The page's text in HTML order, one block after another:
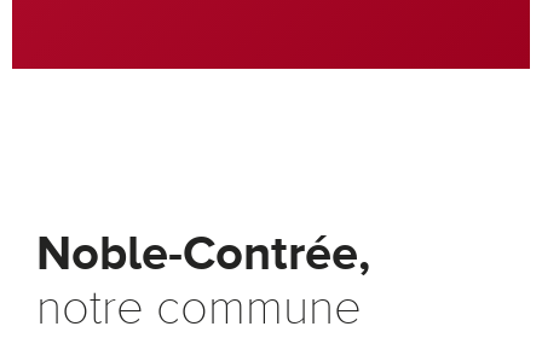
Noble-Contrée,
notre commune